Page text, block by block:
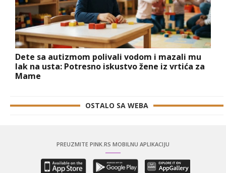
Dete sa autizmom polivali vodom i mazali mu
lak na usta: Potresno iskustvo žene iz vrtića za
Mame
OSTALO SA WEBA
PREUZMITE PINK.RS MOBILNU APLIKACIJU